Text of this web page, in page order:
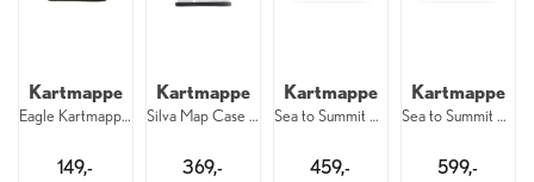
Kartmappe
Eagle Kartmappe 27 x 32 cm
149,-
Kartmappe
Silva Map Case Large 26 x 48 cm
369,-
Kartmappe
Sea to Summit TPU Map Case 33 x 28 cm
459,-
Kartmappe
Sea to Summit TPU Map Case 43 x 33 cm
599,-